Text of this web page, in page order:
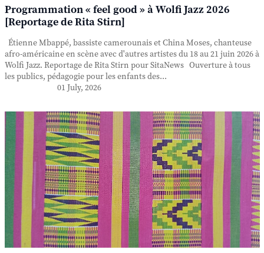
Programmation « feel good » à Wolfi Jazz 2026
[Reportage de Rita Stirn]
Étienne Mbappé, bassiste camerounais et China Moses, chanteuse
afro-américaine en scène avec d'autres artistes du 18 au 21 juin 2026 à
Wolfi Jazz. Reportage de Rita Stirn pour SitaNews Ouverture à tous
les publics, pédagogie pour les enfants des...
01 July, 2026